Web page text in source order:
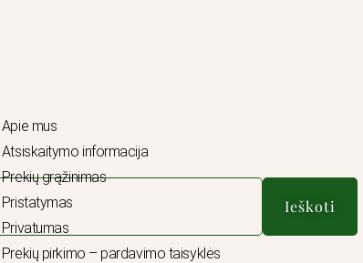
Ieškoti
Apie mus
Atsiskaitymo informacija
Prekių grąžinimas
Pristatymas
Privatumas
Prekių pirkimo – pardavimo taisyklės